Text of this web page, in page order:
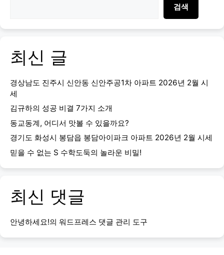
검색
최신 글
경상남도 진주시 신안동 신안주공1차 아파트 2026년 2월 시
세
김규하의 성공 비결 7가지 소개
동교동계, 어디서 맛볼 수 있을까요?
경기도 화성시 봉담읍 봉담아이파크 아파트 2026년 2월 시세
믿을 수 없는 S 수학도둑의 놀라운 비밀!
최신 댓글
안녕하세요!의 워드프레스 댓글 관리 도구